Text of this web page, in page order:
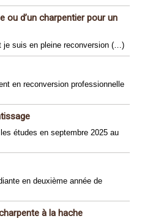
ou d’un charpentier pour un
je suis en pleine reconversion (…)
en reconversion professionnelle
études en septembre 2025 au
en deuxième année de
à la hache